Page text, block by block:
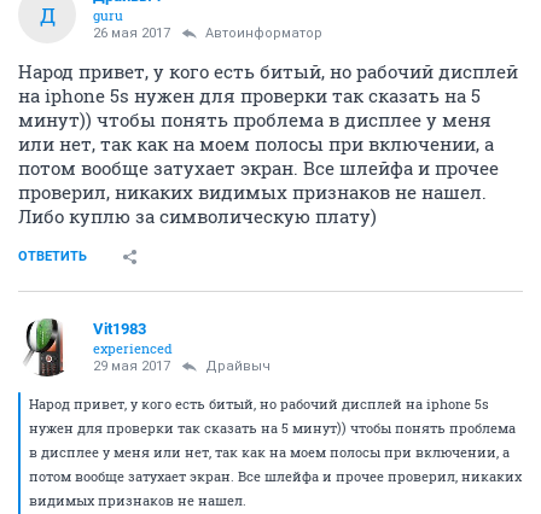
Д
guru
26 мая 2017 Автоинформатор
Народ привет, у кого есть битый, но рабочий дисплей
на iphone 5s нужен для проверки так сказать на 5
минут)) чтобы понять проблема в дисплее у меня
или нет, так как на моем полосы при включении, а
потом вообще затухает экран. Все шлейфа и прочее
проверил, никаких видимых признаков не нашел.
Либо куплю за символическую плату)
ОТВЕТИТЬ
Vit1983
experienced
29 мая 2017 Драйвыч
Народ привет, у кого есть битый, но рабочий дисплей на iphone 5s
нужен для проверки так сказать на 5 минут)) чтобы понять проблема
в дисплее у меня или нет, так как на моем полосы при включении, а
потом вообще затухает экран. Все шлейфа и прочее проверил, никаких
видимых признаков не нашел.